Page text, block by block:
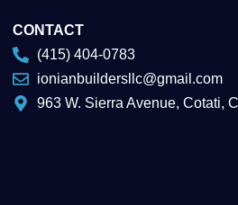
CONTACT
(415) 404-0783
ionianbuildersllc@gmail.com
963 W. Sierra Avenue, Cotati,